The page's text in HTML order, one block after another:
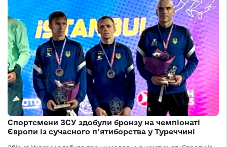
Спортсмени ЗСУ здобули бронзу на чемпіонаті
Європи із сучасного п’ятиборства у Туреччині